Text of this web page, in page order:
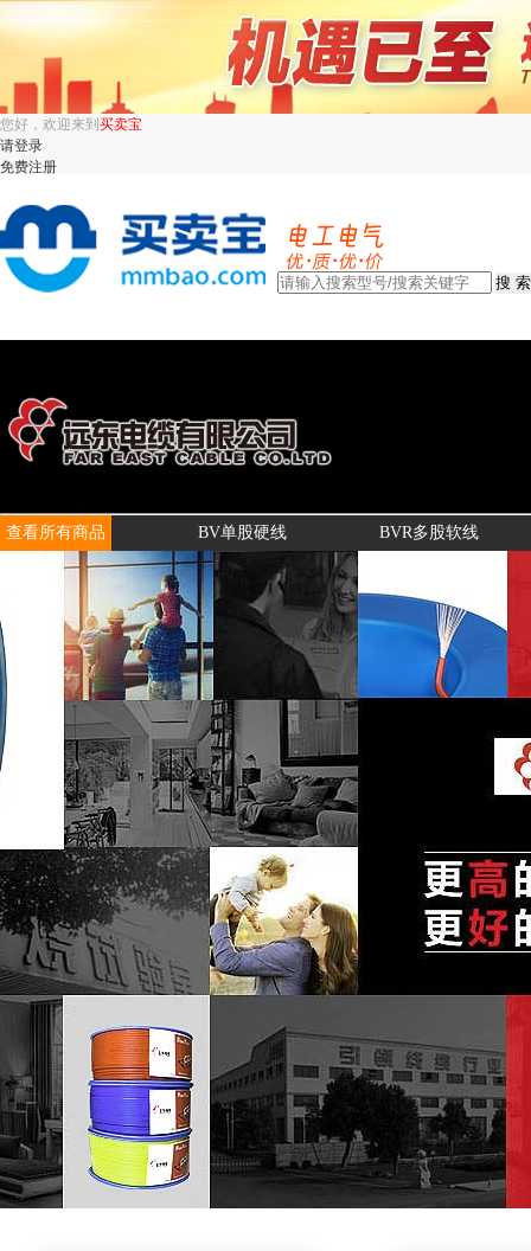
您好，欢迎来到 买卖宝
请登录
免费注册
查看所有商品 BV单股硬线 BVR多股软线